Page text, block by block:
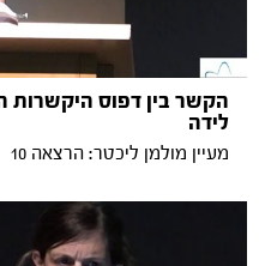
הקשר בין דפוס היקשרות
לידה
מעיין מולמן ליכטר: הרצאה 10